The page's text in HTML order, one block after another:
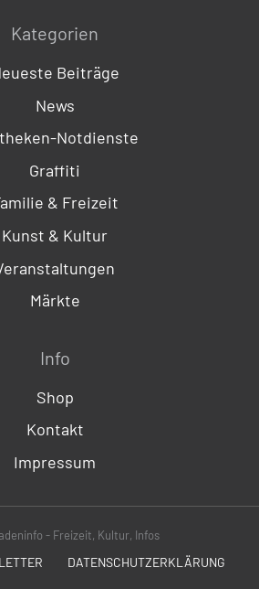
Kategorien
Beiträge
News
Notdienste
Graffiti
& Freizeit
Kunst & Kultur
Märkte
Info
Shop
Kontakt
Impressum
- Freizeit, Kultur, Infos
DATENSCHUTZERKLÄRUNG